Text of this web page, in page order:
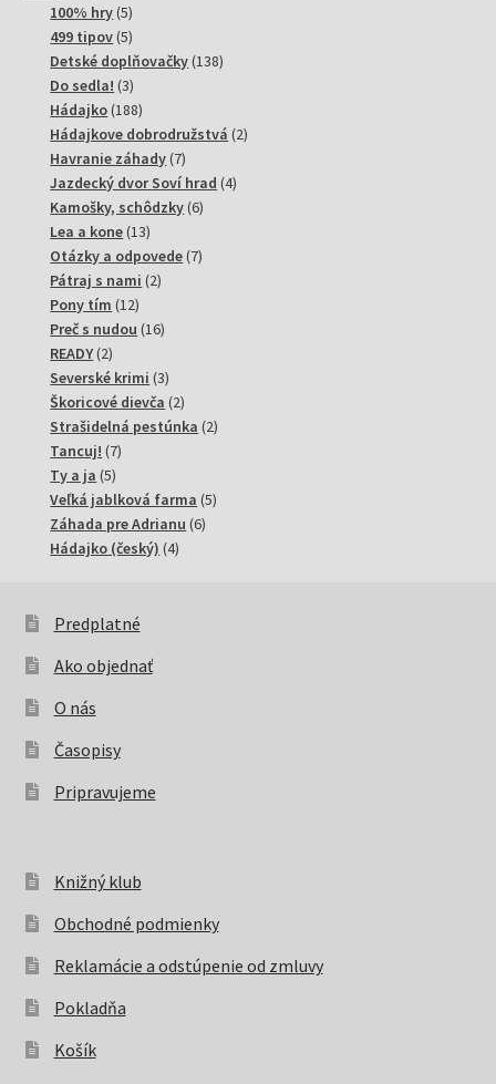
produktov
100% hry 55
produktov
499 tipov 55
produktov
Detské doplňovačky 138138
Do sedla! 33
produkty
Hádajko 188188
produktov
Hádajkove dobrodružstvá 22
Havranie záhady 77
produktov
Jazdecký dvor Soví hrad 44
Kamošky, schôdzky 66
Lea a kone 1313
produktov
Otázky a odpovede 77
Pátraj s nami 22
Pony tím 1212
produktov
Preč s nudou 1616
READY 22
produkty
Severské krimi 33
produkty
Škoricové dievča 22
produkty
Strašidelná pestúnka 22
Tancuj! 77
Ty a ja 55
produktov
Veľká jablková farma 55
Záhada pre Adrianu 66
Hádajko (český) 44
Predplatné
Ako objednať
O nás
Časopisy
Pripravujeme
Knižný klub
Obchodné podmienky
Reklamácie a odstúpenie od zmluvy
Pokladňa
Košík